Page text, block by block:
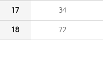
17 34
18 72